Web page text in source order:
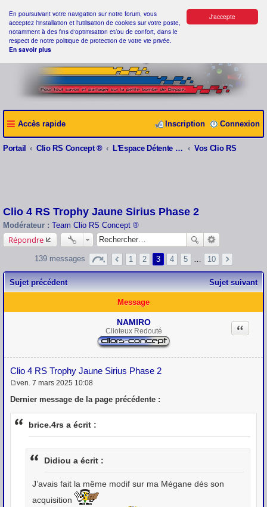
J'accepte
En poursuivant votre navigation sur notre forum, vous
acceptez l'installation et l'utilisation de cookies sur votre poste,
notamment à des fins d'optimisation et/ou de confort, dans le
respect de notre politique de protection de votre vie privée.
En savoir plus
Accès rapide Connexion
Inscription
Portail Clio RS Concept ® L'Espace Détente Clio RS Concept ® Vos Clio RS
Clio 4 RS Trophy Jaune Sirius Phase 2
Modérateur : Team Clio RS Concept ®
Répondre
139 messages 1 2 3 4 5 10
Sujet précédent Sujet suivant
Message
NAMIRO
Clioteux Redouté
Clio 4 RS Trophy Jaune Sirius Phase 2
Citation
e
s
a
ven. 7 mars 2025 10:08
Dernier message de la page précédente :
brice.4rs a écrit :
Didiou a écrit :
J’avais fait la même modif sur ma Mégane dés son
acquisition